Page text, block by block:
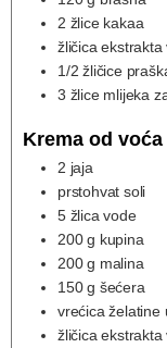
2 žlice kakaa
žličica ekstrakta
1/2 žličice
3 žlice mlijeka
Krema od voća
2 jaja
prstohvat soli
5 žlica vode
200 g kupina
200 g malina
150 g šećera
vrećica želatine
žličica ekstrakta